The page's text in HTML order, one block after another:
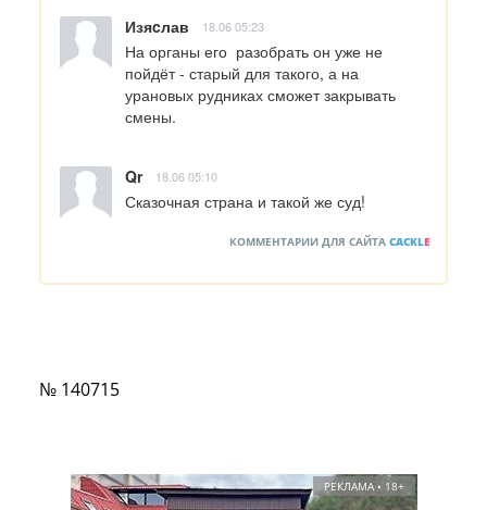
Изяcлав 18.06 05:23
На органы его  разобрать он уже не
пойдёт - старый для такого, а на
урановых рудниках сможет закрывать
смены.
Qr 18.06 05:10
Сказочная страна и такой же суд!
КОММЕНТАРИИ ДЛЯ САЙТА CACKLE
№ 140715
РЕКЛАМА • 18+